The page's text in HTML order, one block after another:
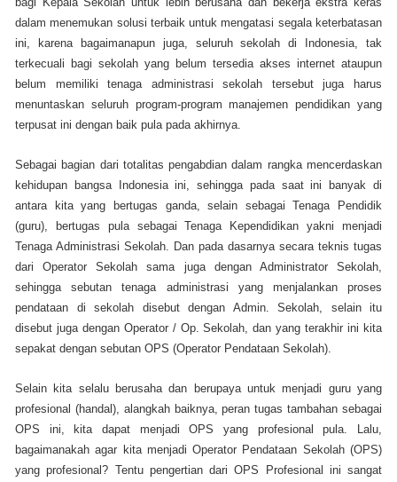
dalam menemukan solusi terbaik untuk mengatasi segala keterbatasan
ini, karena bagaimanapun juga, seluruh sekolah di Indonesia, tak
terkecuali bagi sekolah yang belum tersedia akses internet ataupun
belum memiliki tenaga administrasi sekolah tersebut juga harus
menuntaskan seluruh program-program manajemen pendidikan yang
terpusat ini dengan baik pula pada akhirnya.
Sebagai bagian dari totalitas pengabdian dalam rangka mencerdaskan
kehidupan bangsa Indonesia ini, sehingga pada saat ini banyak di
antara kita yang bertugas ganda, selain sebagai Tenaga Pendidik
(guru), bertugas pula sebagai Tenaga Kependidikan yakni menjadi
Tenaga Administrasi Sekolah. Dan pada dasarnya secara teknis tugas
dari Operator Sekolah sama juga dengan Administrator Sekolah,
sehingga sebutan tenaga administrasi yang menjalankan proses
pendataan di sekolah disebut dengan Admin. Sekolah, selain itu
disebut juga dengan Operator / Op. Sekolah, dan yang terakhir ini kita
sepakat dengan sebutan OPS (Operator Pendataan Sekolah).
Selain kita selalu berusaha dan berupaya untuk menjadi guru yang
profesional (handal), alangkah baiknya, peran tugas tambahan sebagai
OPS ini, kita dapat menjadi OPS yang profesional pula. Lalu,
bagaimanakah agar kita menjadi Operator Pendataan Sekolah (OPS)
yang profesional? Tentu pengertian dari OPS Profesional ini sangat